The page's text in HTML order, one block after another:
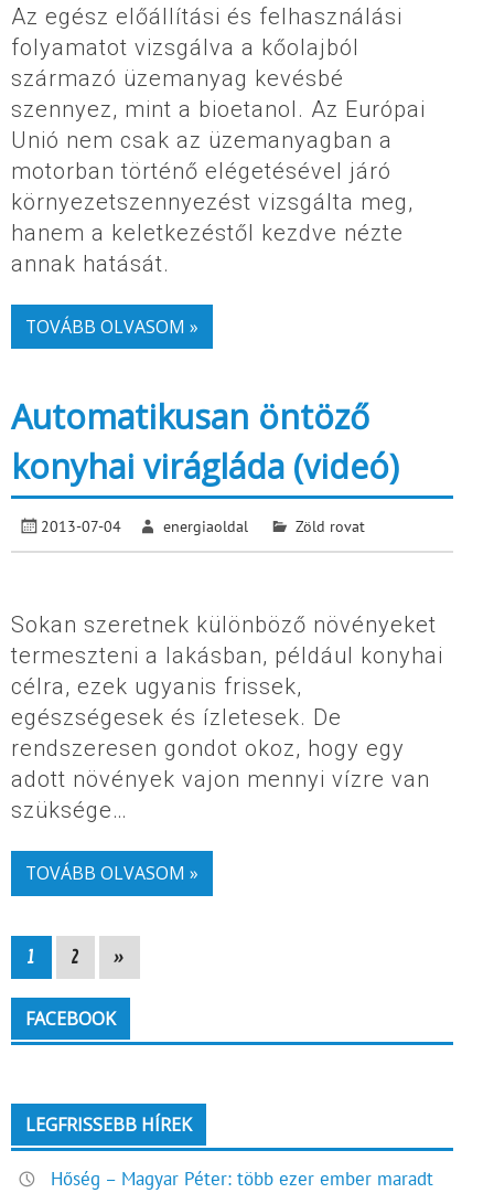
Az egész előállítási és felhasználási
folyamatot vizsgálva a kőolajból
származó üzemanyag kevésbé
szennyez, mint a bioetanol. Az Európai
Unió nem csak az üzemanyagban a
motorban történő elégetésével járó
környezetszennyezést vizsgálta meg,
hanem a keletkezéstől kezdve nézte
annak hatását.
TOVÁBB OLVASOM »
Automatikusan öntöző
konyhai virágláda (videó)
2013-07-04 energiaoldal Zöld rovat
Sokan szeretnek különböző növényeket
termeszteni a lakásban, például konyhai
célra, ezek ugyanis frissek,
egészségesek és ízletesek. De
rendszeresen gondot okoz, hogy egy
adott növények vajon mennyi vízre van
szüksége…
TOVÁBB OLVASOM »
1 2 »
FACEBOOK
LEGFRISSEBB HÍREK
Hőség – Magyar Péter: több ezer ember maradt